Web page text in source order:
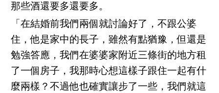
那些酒還要多還要多。
「在結婚前我們兩個就討論好了，不跟公婆
住，他是家中的長子，雖然有點猶豫，但還是
勉強答應，我們在婆婆家附近三條街的地方租
了一個房子，我那時心想這樣子跟住一起有什
麼兩樣？不過他也確實讓步了一些，我們就這